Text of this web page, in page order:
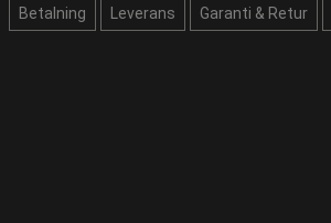
Betalning Leverans Garanti & Retur